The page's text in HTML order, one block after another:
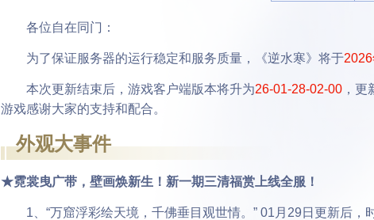
各位自在同门：
为了保证服务器的运行稳定和服务质量，《逆水寒》将于
本次更新结束后，游戏客户端版本将升为26-01-28-02-00 ，
游戏感谢大家的支持和配合。
外观大事件
★霓裳曳广带，壁画焕新生！新一期三清福赏上线全服！
1、“万窟浮彩绘天境，千佛垂目观世情。” 01月29日更新后，